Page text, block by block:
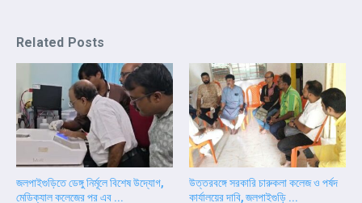
Related Posts
জলপাইগুড়িতে ডেঙ্গু নির্মূলে বিশেষ উদ্যোগ,
মেডিক্যাল কলেজের পর এব ...
উত্তরবঙ্গে সরকারি চারুকলা কলেজ ও পর্ষদ
কার্যালয়ের দাবি, জলপাইগুড়ি ...